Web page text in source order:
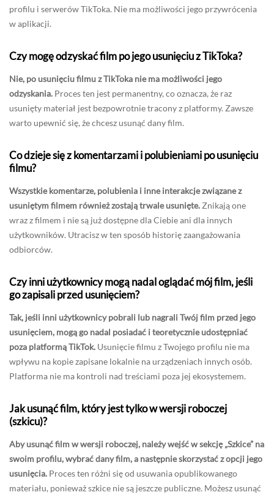
profilu i serwerów TikToka. Nie ma możliwości jego przywrócenia
w aplikacji.
Czy mogę odzyskać film po jego usunięciu z TikToka?
Nie, po usunięciu filmu z TikToka nie ma możliwości jego
odzyskania. Proces ten jest permanentny, co oznacza, że raz
usunięty materiał jest bezpowrotnie tracony z platformy. Zawsze
warto upewnić się, że chcesz usunąć dany film.
Co dzieje się z komentarzami i polubieniami po usunięciu
filmu?
Wszystkie komentarze, polubienia i inne interakcje związane z
usuniętym filmem również zostają trwale usunięte. Znikają one
wraz z filmem i nie są już dostępne dla Ciebie ani dla innych
użytkowników. Utracisz w ten sposób historię zaangażowania
odbiorców.
Czy inni użytkownicy mogą nadal oglądać mój film, jeśli
go zapisali przed usunięciem?
Tak, jeśli inni użytkownicy pobrali lub nagrali Twój film przed jego
usunięciem, mogą go nadal posiadać i teoretycznie udostępniać
poza platformą TikTok. Usunięcie filmu z Twojego profilu nie ma
wpływu na kopie zapisane lokalnie na urządzeniach innych osób.
Platforma nie ma kontroli nad treściami poza jej ekosystemem.
Jak usunąć film, który jest tylko w wersji roboczej
(szkicu)?
Aby usunąć film w wersji roboczej, należy wejść w sekcję „Szkice” na
swoim profilu, wybrać dany film, a następnie skorzystać z opcji jego
usunięcia. Proces ten różni się od usuwania opublikowanego
materiału, ponieważ szkice nie są jeszcze publiczne. Możesz usunąć